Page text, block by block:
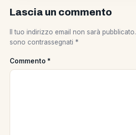
Lascia un commento
Il tuo indirizzo email non sarà pubblicato.
sono contrassegnati *
Commento *